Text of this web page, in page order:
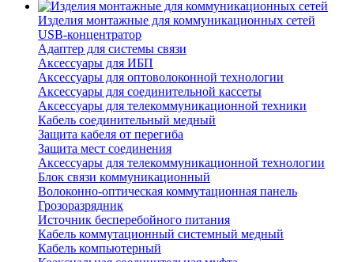
Изделия монтажные для коммуникационных сетей
USB-концентратор
Адаптер для системы связи
Аксессуары для ИБП
Аксессуары для оптоволоконной технологии
Аксессуары для соединительной кассеты
Аксессуары для телекоммуникационной техники
Кабель соединительный медный
Защита кабеля от перегиба
Защита мест соединения
Аксессуары для телекоммуникационной технологии
Блок связи коммуникационный
Волоконно-оптическая коммутационная панель
Грозоразрядник
Источник бесперебойного питания
Кабель коммутационный системный медный
Кабель компьютерный